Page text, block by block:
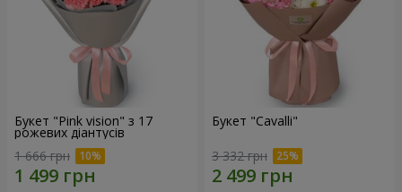
Букет "Pink vision" з 17
рожевих діантусів
1 666 грн
Букет "Cаvalli"
3 332 грн